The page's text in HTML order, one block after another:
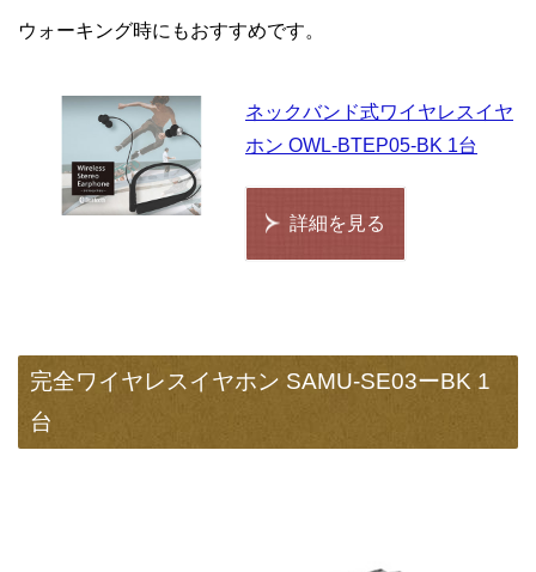
ウォーキング時にもおすすめです。
ネックバンド式ワイヤレスイヤ
ホン OWL-BTEP05-BK 1台
詳細を見る
完全ワイヤレスイヤホン SAMU-SE03ーBK 1
台